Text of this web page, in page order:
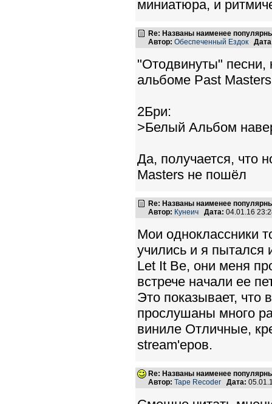
миниатюра, и
Re: Названы наименее
Автор: Обеспеченный Ездок
"Отодвинуты" песни,
альбоме Past
2Бри:
>Белый Альбом
Да, получается, что
Masters не пошёл
Re: Названы наименее
Автор: Кунеич Дата: 04.01.16
Мои одноклассники
учились и я пытался
Let It Be, они меня
встрече начали ее
Это показывает, что
прослушаны много
виниле Отличные,
stream'еров.
Re: Названы наименее
Автор: Tape Recoder Дата: